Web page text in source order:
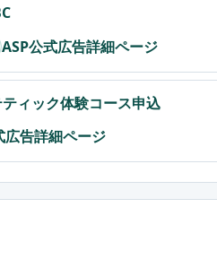
ASP公式広告詳細ページ
ィック体験コース申込
広告詳細ページ